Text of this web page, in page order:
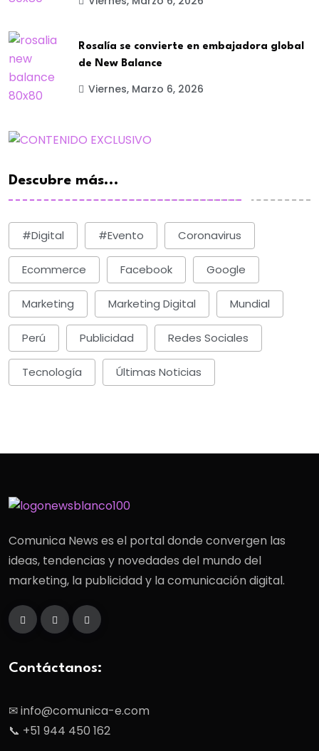
Rosalía se convierte en embajadora global
de New Balance
Viernes, Marzo 6, 2026
Descubre más...
#digital #evento Coronavirus
Ecommerce Facebook Google
Marketing Marketing Digital Mundial
Perú Publicidad Redes Sociales
Tecnología Últimas Noticias
Comunica News es el portal donde convergen las
ideas, tendencias y novedades del mundo del
marketing, la publicidad y la comunicación digital.
Contáctanos:
✉ info@comunica-e.com
📞 +51 944 450 162